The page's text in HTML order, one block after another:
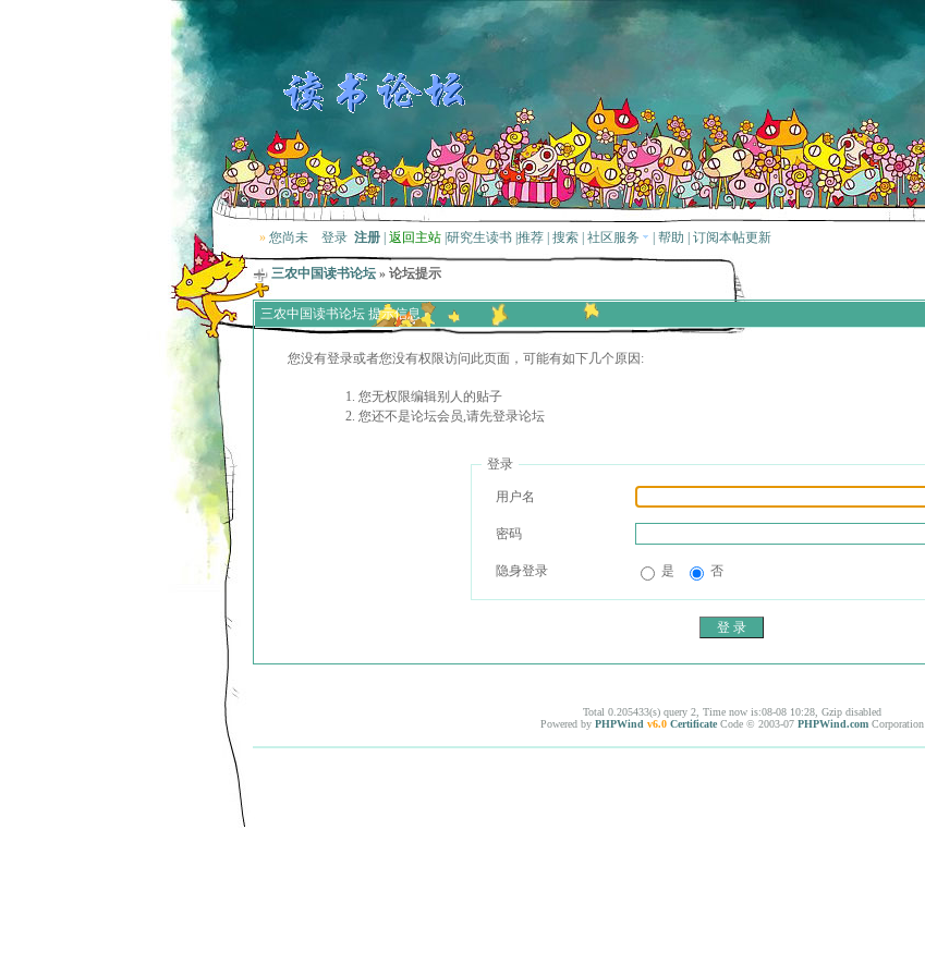
» 您尚未 登录 注册 返回主站 研究生读书 推荐 搜索 社区服务 帮助 订阅本帖更新
三农中国读书论坛 » 论坛提示
三农中国读书论坛 提示信息
您没有登录或者您没有权限访问此页面，可能有如下几个原因:
您无权限编辑别人的贴子
您还不是论坛会员,请先登录论坛
登录
用户名
密码
隐身登录 是 否
Total 0.205433(s) query 2, Time now is:08-08 10:28, Gzip disabled
Powered by PHPWind v6.0 Certificate Code © 2003-07 PHPWind.com Corporation